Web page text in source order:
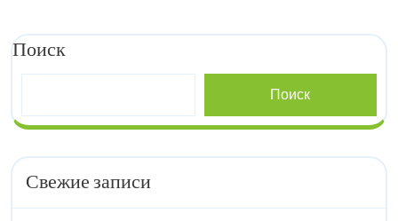
Поиск
Поиск
Свежие записи